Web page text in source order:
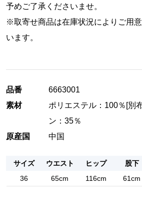
予めご了承くださいませ。
※取寄せ商品は在庫状況によりご用
います。
品番
6663001
素材
ポリエステル：100％[別
ン：35％
原産国
中国
サイズ ウエスト ヒップ 股下
36
65cm 116cm 61cm